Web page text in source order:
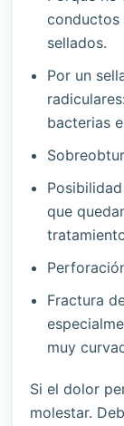
conductos
sellados.
Por un
bacterias
que
Fractura
muy
Si el dolor
molestar.